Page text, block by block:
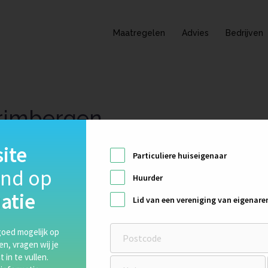
Maatregelen Advies Bedrijven
ON
0252 – 258020 Grimbergen Isolatietechniek is een
in na-isolatie van woningen.
op
mogelijk op
vragen wij je
in te vullen.
Particuliere huiseigenaar
Huurder
Lid van een vereniging van